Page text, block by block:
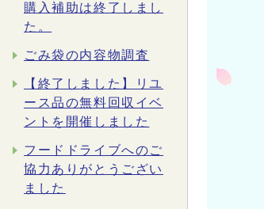
購入補助は終了しまし
た。
ごみ袋の内容物調査
【終了しました】リユ
ース品の無料回収イベ
ントを開催しました
フードドライブへのご
協力ありがとうござい
ました